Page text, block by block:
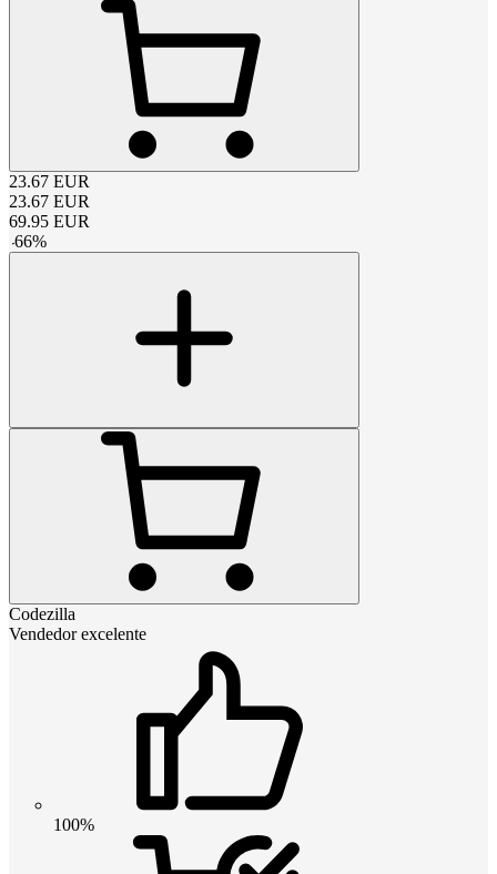
23.67 EUR
23.67 EUR
69.95 EUR
-66%
Codezilla
Vendedor excelente
100%